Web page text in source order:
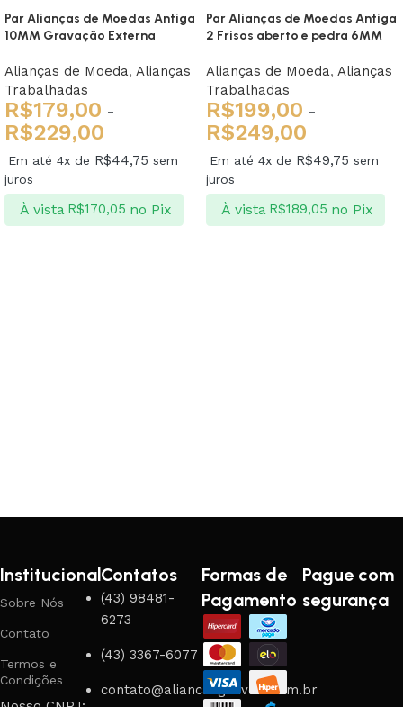
Par Alianças de Moedas Antiga
10MM Gravação Externa
Alianças de Moeda, Alianças
Trabalhadas
R$179,00 -
R$229,00
Em até 4x de R$44,75 sem
juros
À vista R$170,05 no Pix
Par Alianças de Moedas Antiga
2 Frisos aberto e pedra 6MM
Alianças de Moeda, Alianças
Trabalhadas
R$199,00 -
R$249,00
Em até 4x de R$49,75 sem
juros
À vista R$189,05 no Pix
Institucional
Sobre Nós
Contato
Termos e
Condições
Contatos
(43) 98481-
6273
(43) 3367-6077
contato@aliancasgouveia.com.br
Formas de
Pagamento
Pague com
segurança